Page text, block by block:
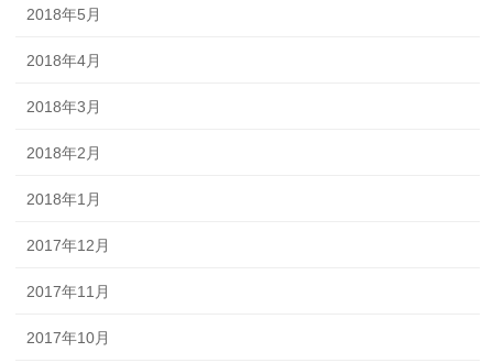
2018年5月
2018年4月
2018年3月
2018年2月
2018年1月
2017年12月
2017年11月
2017年10月